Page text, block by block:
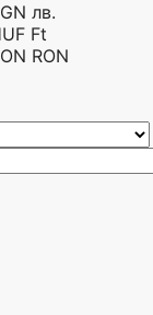
лв.
Ft
RON